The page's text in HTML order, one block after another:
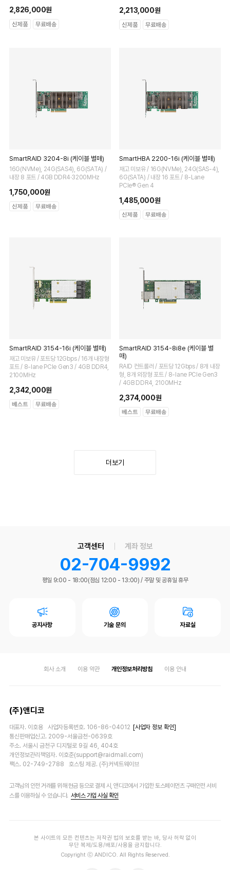
2,826,000원 2,213,000원
SmartRAID 3204-8i (케이블 별매)
16G(NVMe), 24G(SAS4), 6G(SATA) /
내장 8 포트 / 4GB DDR4·3200MHz
1,750,000원
SmartHBA 2200-16i (케이블 별매)
재고 미보유 / 16G(NVMe), 24G(SAS-4),
6G(SATA) / 내장 16 포트 / 8-Lane
PCIe® Gen 4
1,485,000원
SmartRAID 3154-16i (케이블 별매)
재고 미보유 / 포트당 12Gbps / 16개 내장형
포트 / 8-lane PCIe Gen3 / 4GB DDR4,
2100MHz
2,342,000원
SmartRAID 3154-8i8e (케이블 별
매)
RAID 컨트롤러 / 포트당 12Gbps / 8개 내장
형, 8개 외장형 포트 / 8-lane PCIe Gen3
/ 4GB DDR4, 2100MHz
2,374,000원
더보기
고객센터 계좌 정보
02-704-9992
평일 9:00 - 18:00(점심 12:00 - 13:00) / 주말 및 공휴일 휴무
공지사항 기술 문의 자료실
회사 소개 이용 약관 개인정보처리방침 이용 안내
(주)앤디코
대표자. 이호용 사업자등록번호. 106-86-04012 [사업자 정보 확인]
통신판매업신고. 2009-서울금천-0639호
주소. 서울시 금천구 디지털로 9길 46, 404호
개인정보관리책임자. 이호준(support@raidmall.com)
팩스. 02-749-2788 호스팅 제공. (주)커넥트웨이브
고객님의 안전 거래를 위해 현금 등으로 결제 시, 앤디코에서 가입한 토스페이먼츠 구매안전 서비
스를 이용하실 수 있습니다. 서비스 가입 사실 확인
본 사이트의 모든 컨텐츠는 저작권 법의 보호를 받는 바, 당사 허락 없이
무단 복제/도용/배포/사용을 금지합니다.
Copyright ⓒ ANDICO. All Rights Reserved.